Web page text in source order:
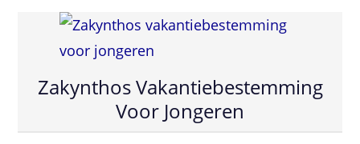
Zakynthos Vakantiebestemming
Voor Jongeren